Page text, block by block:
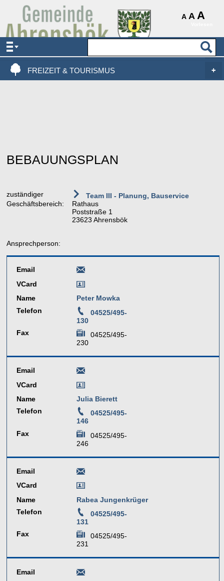
A A A
AKTUELLES & SERVICE
VERWALTUNG & POLITIK
FREIZEIT & TOURISMUS
BEBAUUNGSPLAN
zuständiger
Geschäftsbereich:
Team III - Planung, Bauservice
Rathaus
Poststraße 1
23623 Ahrensbök
Ansprechperson:
Email
VCard
Name
Peter Mowka
Telefon
04525/495-
130
Fax
04525/495-
230
Email
VCard
Name
Julia Bierett
Telefon
04525/495-
146
Fax
04525/495-
246
Email
VCard
Name
Rabea Jungenkrüger
Telefon
04525/495-
131
Fax
04525/495-
231
Email